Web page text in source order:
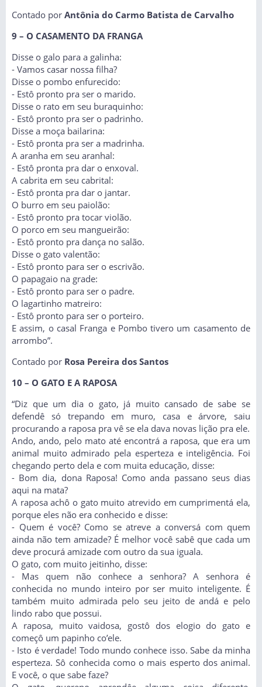
Contado por Antônia do Carmo Batista de Carvalho
9 – O CASAMENTO DA FRANGA
Disse o galo para a galinha:
- Vamos casar nossa filha?
Disse o pombo enfurecido:
- Estô pronto pra ser o marido.
Disse o rato em seu buraquinho:
- Estô pronto pra ser o padrinho.
Disse a moça bailarina:
- Estô pronta pra ser a madrinha.
A aranha em seu aranhal:
- Estô pronta pra dar o enxoval.
A cabrita em seu cabrital:
- Estô pronta pra dar o jantar.
O burro em seu paiolão:
- Estô pronto pra tocar violão.
O porco em seu mangueirão:
- Estô pronto pra dança no salão.
Disse o gato valentão:
- Estô pronto para ser o escrivão.
O papagaio na grade:
- Estô pronto para ser o padre.
O lagartinho matreiro:
- Estô pronto para ser o porteiro.
E assim, o casal Franga e Pombo tivero um casamento de
arrombo”.
Contado por Rosa Pereira dos Santos
10 – O GATO E A RAPOSA
“Diz que um dia o gato, já muito cansado de sabe se
defendê só trepando em muro, casa e árvore, saiu
procurando a raposa pra vê se ela dava novas lição pra ele.
Ando, ando, pelo mato até encontrá a raposa, que era um
animal muito admirado pela esperteza e inteligência. Foi
chegando perto dela e com muita educação, disse:
- Bom dia, dona Raposa! Como anda passano seus dias
aqui na mata?
A raposa achô o gato muito atrevido em cumprimentá ela,
porque eles não era conhecido e disse:
- Quem é você? Como se atreve a conversá com quem
ainda não tem amizade? É melhor você sabê que cada um
deve procurá amizade com outro da sua iguala.
O gato, com muito jeitinho, disse:
- Mas quem não conhece a senhora? A senhora é
conhecida no mundo inteiro por ser muito inteligente. É
também muito admirada pelo seu jeito de andá e pelo
lindo rabo que possui.
A raposa, muito vaidosa, gostô dos elogio do gato e
começô um papinho co’ele.
- Isto é verdade! Todo mundo conhece isso. Sabe da minha
esperteza. Sô conhecida como o mais esperto dos animal.
E você, o que sabe faze?